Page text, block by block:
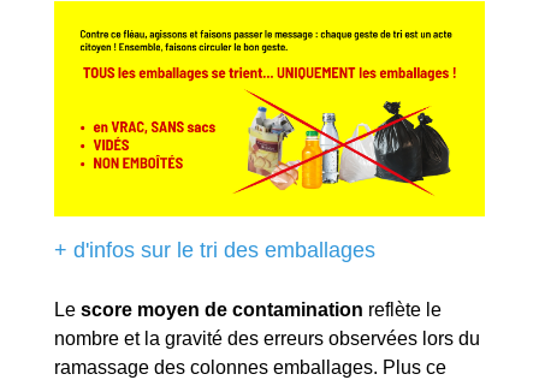
+ d'infos sur le tri des emballages
Le score moyen de contamination reflète le
nombre et la gravité des erreurs observées lors du
ramassage des colonnes emballages. Plus ce